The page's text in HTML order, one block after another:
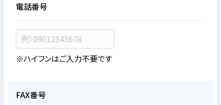
電話番号
※ハイフンはご入力不要です
FAX番号